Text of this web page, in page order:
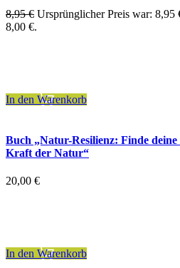
8,95€ Ursprünglicher Preis war: 8,95
8,00 €.
In den Warenkorb
Buch „Natur-Resilienz: Finde
Kraft der Natur“
20,00 €
In den Warenkorb